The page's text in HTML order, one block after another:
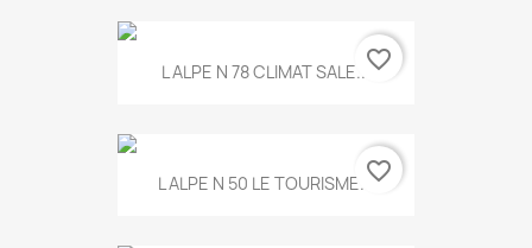
L ALPE N 78 CLIMAT SALE...favorite_border
L ALPE N 50 LE TOURISME...favorite_border